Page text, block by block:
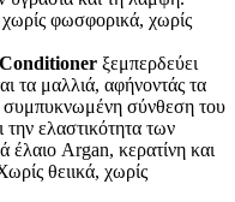
φωσφορικά, χωρίς
ξεμπερδεύει
τα μαλλιά, αφήνοντάς τα
σύνθεση του
την ελαστικότητα των
έλαιο Argan, κερατίνη και
θειικά, χωρίς